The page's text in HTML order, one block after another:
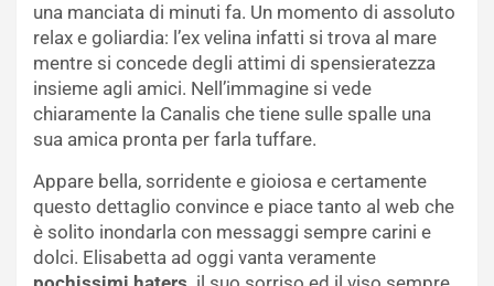
una manciata di minuti fa. Un momento di assoluto
relax e goliardia: l’ex velina infatti si trova al mare
mentre si concede degli attimi di spensieratezza
insieme agli amici. Nell’immagine si vede
chiaramente la Canalis che tiene sulle spalle una
sua amica pronta per farla tuffare.
Appare bella, sorridente e gioiosa e certamente
questo dettaglio convince e piace tanto al web che
è solito inondarla con messaggi sempre carini e
dolci. Elisabetta ad oggi vanta veramente